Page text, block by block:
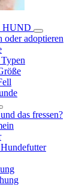
HUND
oder adoptieren
das fressen?